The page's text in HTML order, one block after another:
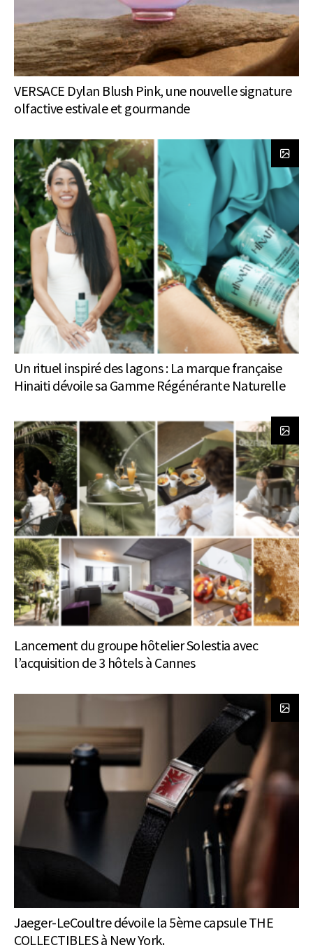
VERSACE Dylan Blush Pink, une nouvelle signature
olfactive estivale et gourmande
Un rituel inspiré des lagons : La marque française
Hinaiti dévoile sa Gamme Régénérante Naturelle
Lancement du groupe hôtelier Solestia avec
l’acquisition de 3 hôtels à Cannes
Jaeger-LeCoultre dévoile la 5ème capsule THE
COLLECTIBLES à New York.